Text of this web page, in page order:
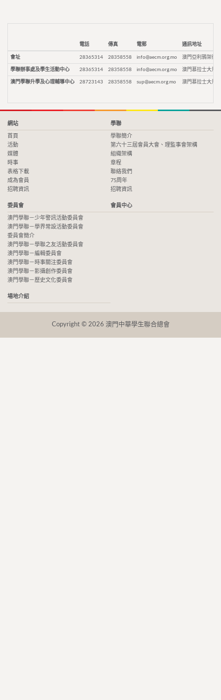
電話 傳真 電郵 通訊地址
會址 28365314 28358558 info@aecm.org.mo 澳門亞利鴉架街9
學聯辦事處及學生活動中心 28365314 28358558 info@aecm.org.mo 澳門慕拉士大馬
澳門學聯升學及心理輔導中心 28723143 28358558 sup@aecm.org.mo 澳門慕拉士大馬
網站
首頁
活動
媒體
時事
表格下載
成為會員
招聘資訊
學聯
學聯簡介
第六十三屆會員大會、理監事會架構
組織架構
章程
聯絡我們
75周年
招聘資訊
委員會
澳門學聯－少年警訊活動委員會
澳門學聯－學界常設活動委員會
委員會簡介
澳門學聯－學聯之友活動委員會
澳門學聯－編輯委員會
澳門學聯－時事關注委員會
澳門學聯－影攝創作委員會
澳門學聯－歷史文化委員會
會員中心
場地介紹
Copyright © 2026 澳門中華學生聯合總會